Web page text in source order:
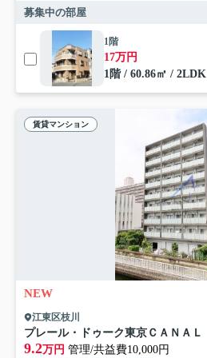
募集中の部屋
1階
17万円
1階 / 60.86㎡ / 2LDK
賃貸マンション
NEW
江東区枝川
プレール・ドゥーク東京ＣＡＮＡＬ
9.2万円 管理/共益費10,000円